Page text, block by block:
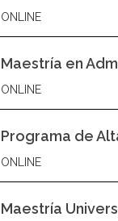
ONLINE
Maestría en
ONLINE
Programa de
ONLINE
Maestría